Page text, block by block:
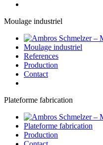
Moulage industriel
Moulage industriel
References
Production
Contact
Plateforme fabrication
Plateforme fabrication
Production